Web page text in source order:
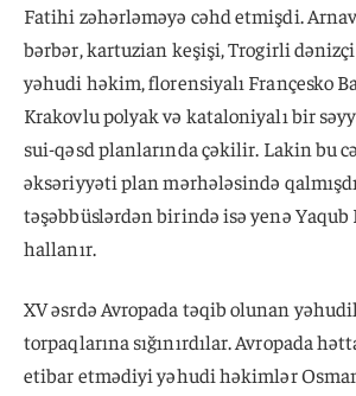
Fatihi zəhərləməyə cəhd etmişdi.
bərbər, kartuzian keşişi, Trogirli
yəhudi həkim, florensiyalı Françesko
Krakovlu polyak və kataloniyalı bir
sui-qəsd planlarında çəkilir. Lakin bu
əksəriyyəti plan mərhələsində
təşəbbüslərdən birində isə yenə Yaqub
hallanır.
XV əsrdə Avropada təqib olunan
torpaqlarına sığınırdılar. Avropada
etibar etmədiyi yəhudi həkimlər